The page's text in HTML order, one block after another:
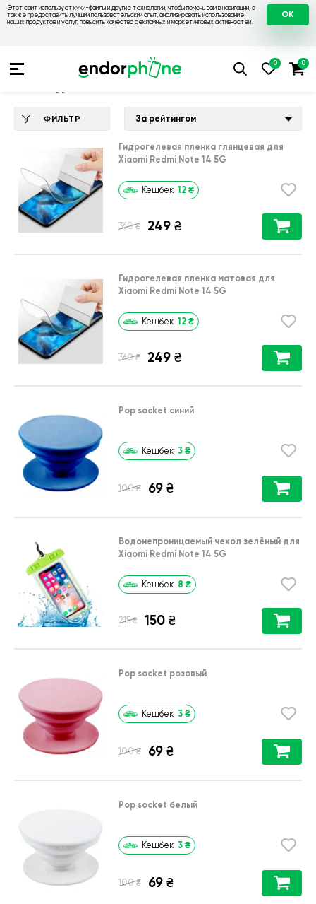
Этот сайт использует куки-файлы и другие технологии, чтобы помочь вам в навигации, а
также предоставить лучший пользовательский опыт, анализировать использование
наших продуктов и услуг, повысить качество рекламных и маркетинговых активностей.
OK
💙 Чехлы на Xiaomi 💛 Чехол для Xiaomi
ФИЛЬТР За рейтингом
Гидрогелевая пленка глянцевая для
Xiaomi Redmi Note 14 5G
Кешбек 12 ₴
360 ₴ 249 ₴
Гидрогелевая пленка матовая для
Xiaomi Redmi Note 14 5G
Кешбек 12 ₴
360 ₴ 249 ₴
Pop socket синий
Кешбек 3 ₴
100 ₴ 69 ₴
Водонепроницаемый чехол зелёный для
Xiaomi Redmi Note 14 5G
Кешбек 8 ₴
215 ₴ 150 ₴
Pop socket розовый
Кешбек 3 ₴
100 ₴ 69 ₴
Pop socket белый
Кешбек 3 ₴
100 ₴ 69 ₴